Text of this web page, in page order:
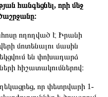
հանգեցնել, որի մեջ
ողողված է Իրանի
մոտենալու մասին
են փոխադարձ
հիշատակումներով։
որ փետրվարի 1-